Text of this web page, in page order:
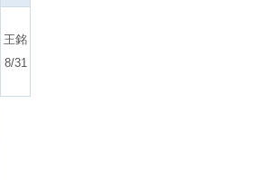
王銘
8/31